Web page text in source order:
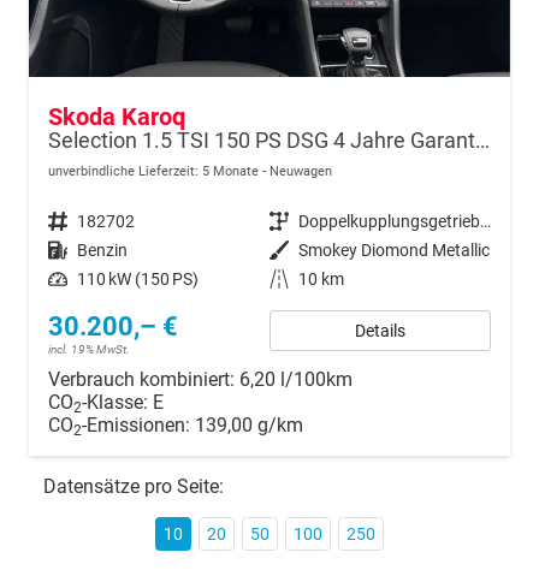
Skoda Karoq
Selection 1.5 TSI 150 PS DSG 4 Jahre Garantie-Anhängerkupplung-Keyless Start-AppleCarPlay-AndroidAuto-Sunset-Tempomat-2-Zonen-Klima-16''Alu
unverbindliche Lieferzeit: 5 Monate Neuwagen
Fahrzeugnr. 182702 Getriebe
Doppelkupplungsgetriebe (DSG)
Kraftstoff Benzin Außenfarbe Smokey Diomond Metallic
Leistung 110 kW (150 PS) Kilometerstand 10 km
30.200,– €
incl. 19% MwSt.
Details
Verbrauch kombiniert: 6,20 l/100km
CO2-Klasse: E
CO2-Emissionen: 139,00 g/km
Datensätze pro Seite:
10 20 50 100 250